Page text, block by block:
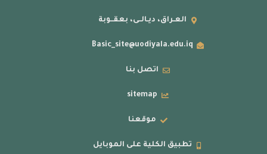
العـراق، ديـالــى، بعقــوبة
Basic_site@uodiyala.edu.iq
اتصل بنا
sitemap
موقعنا
تطبيق الكلية على الموبايل